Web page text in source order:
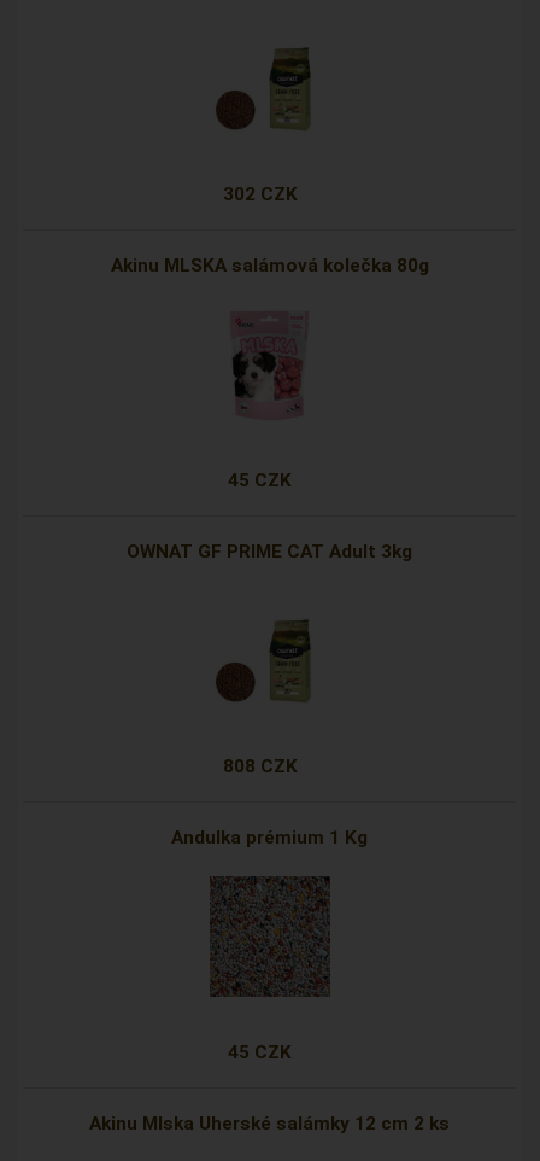
302 CZK
Akinu MLSKA salámová kolečka 80g
45 CZK
OWNAT GF PRIME CAT Adult 3kg
808 CZK
Andulka prémium 1 Kg
45 CZK
Akinu Mlska Uherské salámky 12 cm 2 ks